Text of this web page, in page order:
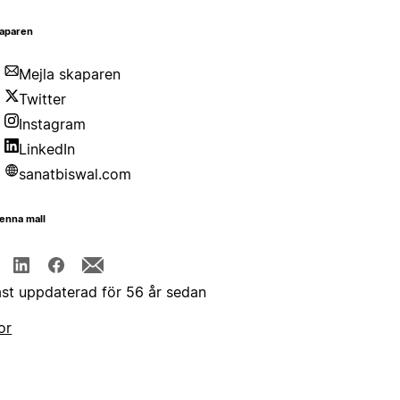
Mejla skaparen
Twitter
Instagram
LinkedIn
sanatbiswal.com
mall
uppdaterad för 56 år sedan